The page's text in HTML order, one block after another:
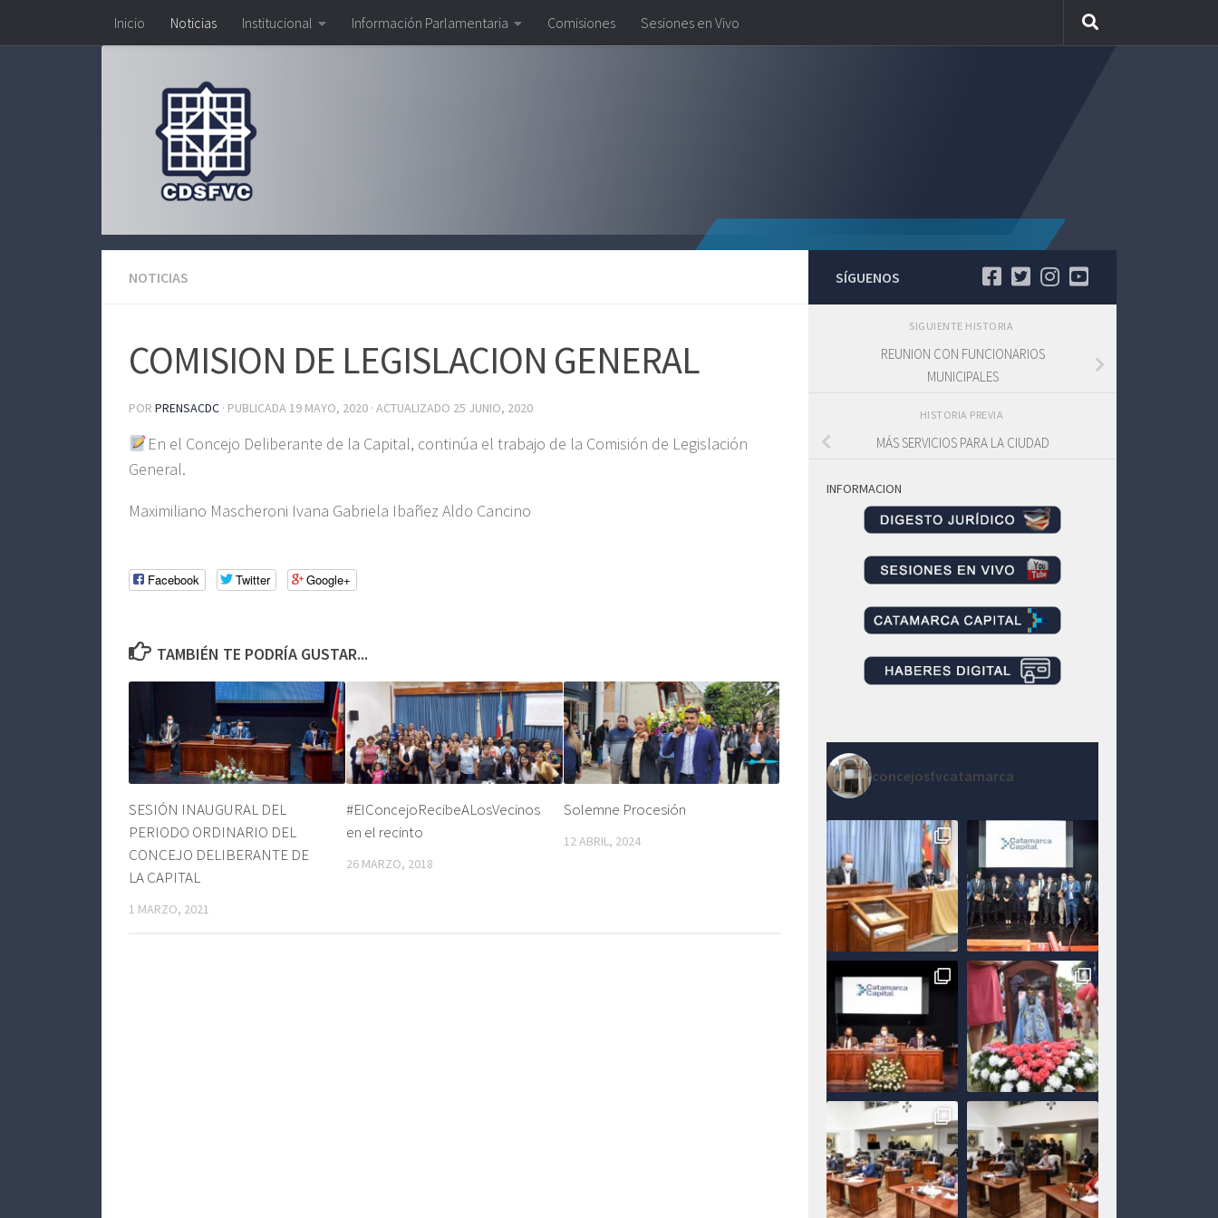
Saltar al contenido
Inicio Noticias Institucional Información Parlamentaria Comisiones Sesiones en Vivo
NOTICIAS
COMISION DE LEGISLACION GENERAL
POR PRENSACDC · PUBLICADA 19 MAYO, 2020 · ACTUALIZADO 25 JUNIO, 2020
En el Concejo Deliberante de la Capital, continúa el trabajo de la Comisión de Legislación
General.
Maximiliano Mascheroni Ivana Gabriela Ibañez Aldo Cancino
Facebook Twitter Google+
TAMBIÉN TE PODRÍA GUSTAR...
SESIÓN INAUGURAL DEL
PERIODO ORDINARIO DEL
CONCEJO DELIBERANTE DE
LA CAPITAL
1 MARZO, 2021
#ElConcejoRecibeALosVecinos
en el recinto
26 MARZO, 2018
Solemne Procesión
12 ABRIL, 2024
SÍGUENOS
SIGUIENTE HISTORIA
REUNION CON FUNCIONARIOS
MUNICIPALES
HISTORIA PREVIA
MÁS SERVICIOS PARA LA CIUDAD
INFORMACION
concejosfvcatamarca